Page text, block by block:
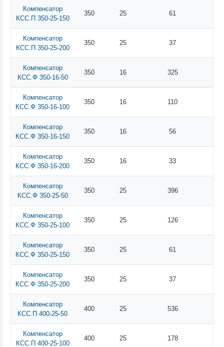
Компенсатор
КСС.П 350-25-150
350 25 61
Компенсатор
КСС.П 350-25-200
350 25 37
Компенсатор
КСС.Ф 350-16-50
350 16 325
Компенсатор
КСС.Ф 350-16-100
350 16 110
Компенсатор
КСС.Ф 350-16-150
350 16 56
Компенсатор
КСС.Ф 350-16-200
350 16 33
Компенсатор
КСС.Ф 350-25-50
350 25 396
Компенсатор
КСС.Ф 350-25-100
350 25 126
Компенсатор
КСС.Ф 350-25-150
350 25 61
Компенсатор
КСС.Ф 350-25-200
350 25 37
Компенсатор
КСС.П 400-25-50
400 25 536
Компенсатор
КСС.П 400-25-100
400 25 178